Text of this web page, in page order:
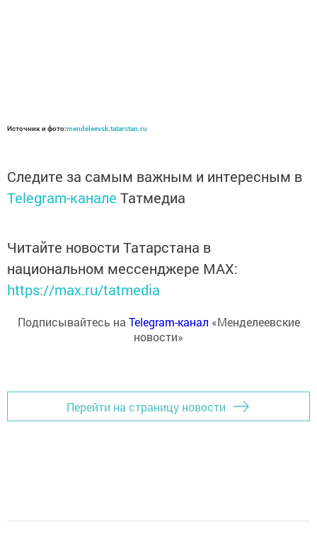
Источник и фото:mendeleevsk.tatarstan.ru
Следите за самым важным и интересным в
Telegram-канале Татмедиа
Читайте новости Татарстана в
национальном мессенджере MАХ:
https://max.ru/tatmedia
Подписывайтесь на Telegram-канал «Менделеевские
новости»
Перейти на страницу новости